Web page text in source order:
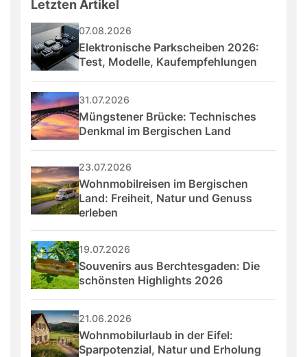
Letzten Artikel
07.08.2026
Elektronische Parkscheiben 2026:
Test, Modelle, Kaufempfehlungen
31.07.2026
Müngstener Brücke: Technisches
Denkmal im Bergischen Land
23.07.2026
Wohnmobilreisen im Bergischen
Land: Freiheit, Natur und Genuss
erleben
19.07.2026
Souvenirs aus Berchtesgaden: Die
schönsten Highlights 2026
21.06.2026
Wohnmobilurlaub in der Eifel:
Sparpotenzial, Natur und Erholung